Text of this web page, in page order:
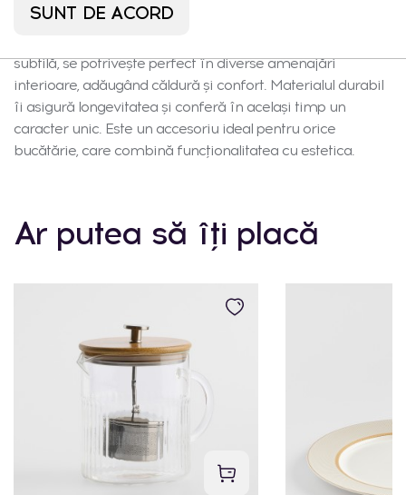
subtilă, se potrivește perfect în diverse amenajări
interioare, adăugând căldură și confort. Materialul durabil
îi asigură longevitatea și conferă în același timp un
caracter unic. Este un accesoriu ideal pentru orice
bucătărie, care combină funcționalitatea cu estetica.
Ar putea să îți placă
SUNT DE ACORD